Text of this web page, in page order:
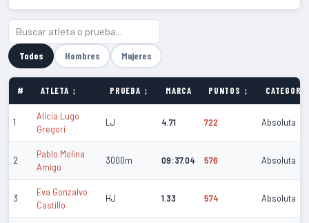
Todos Hombres Mujeres
# ATLETA ↕ PRUEBA ↕ MARCA PUNTOS ↕
1
Alicia Lugo
Gregori
LJ 4.71 722 Absoluta
2
Pablo Molina
Amigo
3000m 09:37.04 576 Absoluta
3
Eva Gonzalvo
Castillo
HJ 1.33 574 Absoluta